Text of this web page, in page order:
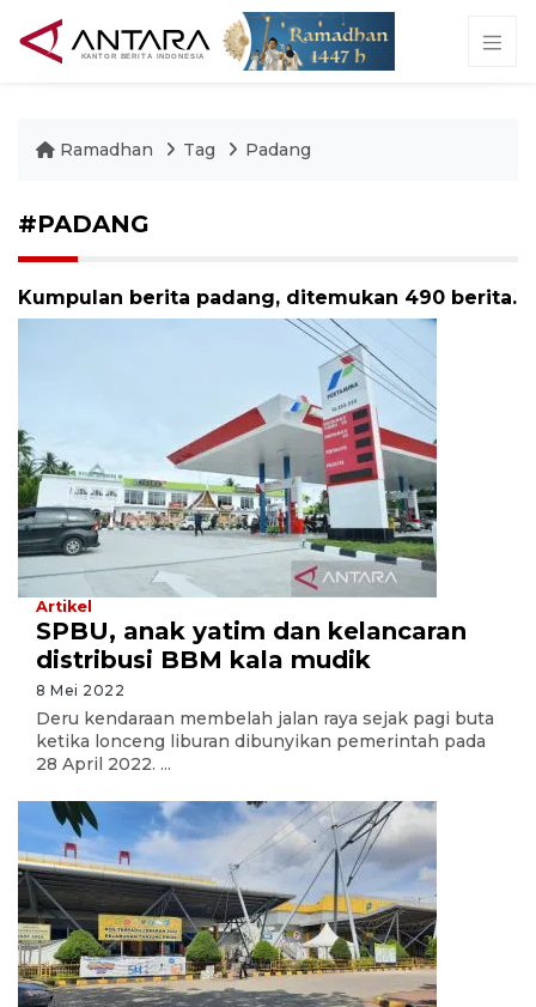
Ramadhan Tag Padang
#PADANG
Kumpulan berita padang, ditemukan 490 berita.
Artikel
SPBU, anak yatim dan kelancaran
distribusi BBM kala mudik
8 Mei 2022
Deru kendaraan membelah jalan raya sejak pagi buta
ketika lonceng liburan dibunyikan pemerintah pada
28 April 2022. ...